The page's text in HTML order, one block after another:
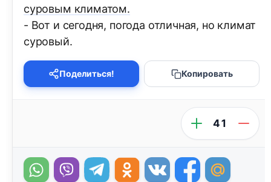
суровым климатом.
- Вот и сегодня, погода отличная, но климат
суровый.
Поделиться! Копировать
41